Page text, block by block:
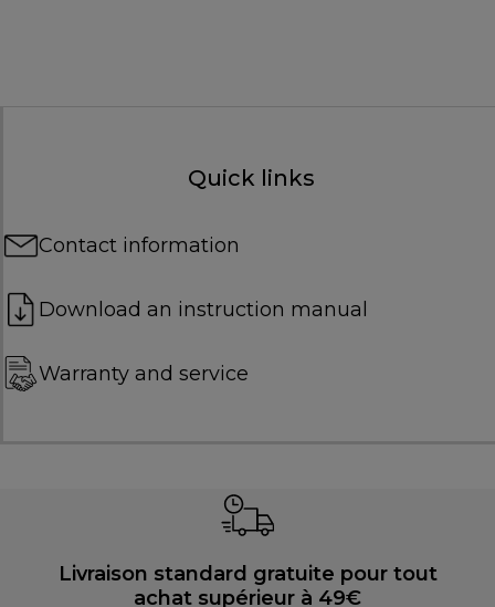
Quick links
Contact information
Download an instruction manual
Warranty and service
Livraison standard gratuite pour tout
achat supérieur à 49€